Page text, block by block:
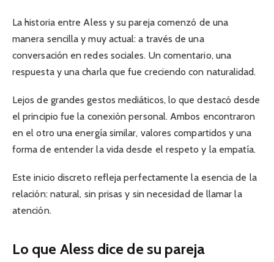
La historia entre Aless y su pareja comenzó de una
manera sencilla y muy actual: a través de una
conversación en redes sociales. Un comentario, una
respuesta y una charla que fue creciendo con naturalidad.
Lejos de grandes gestos mediáticos, lo que destacó desde
el principio fue la conexión personal. Ambos encontraron
en el otro una energía similar, valores compartidos y una
forma de entender la vida desde el respeto y la empatía.
Este inicio discreto refleja perfectamente la esencia de la
relación: natural, sin prisas y sin necesidad de llamar la
atención.
Lo que Aless dice de su pareja